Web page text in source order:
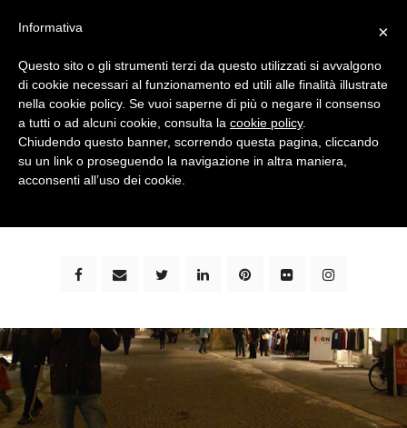
bimbi e viaggi - family travel blog: community #1 in
×
Informativa
Questo sito o gli strumenti terzi da questo utilizzati si avvalgono
di cookie necessari al funzionamento ed utili alle finalità illustrate
nella cookie policy. Se vuoi saperne di più o negare il consenso
a tutti o ad alcuni cookie, consulta la cookie policy.
Chiudendo questo banner, scorrendo questa pagina, cliccando
su un link o proseguendo la navigazione in altra maniera,
acconsenti all’uso dei cookie.